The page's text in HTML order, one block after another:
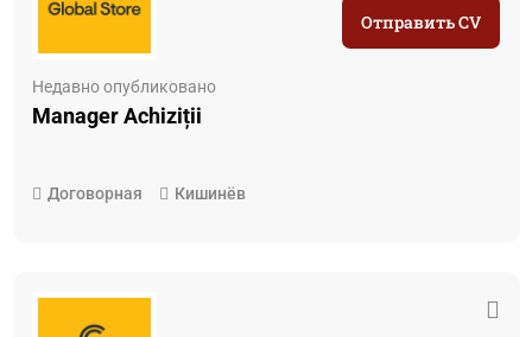
Недавно опубликовано
Manager Achiziții
Договорная Кишинёв
Отправить CV